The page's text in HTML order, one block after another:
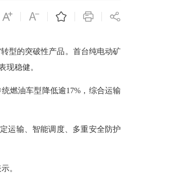
型的突破性产品。首台纯电动矿
现稳健。
燃油车型降低逾17%，综合运输
运输、智能调度、多重安全防护
。